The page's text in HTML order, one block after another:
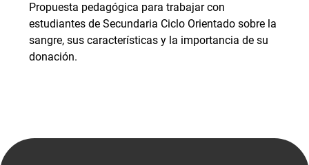
Propuesta pedagógica para trabajar con
estudiantes de Secundaria Ciclo Orientado sobre la
sangre, sus características y la importancia de su
donación.